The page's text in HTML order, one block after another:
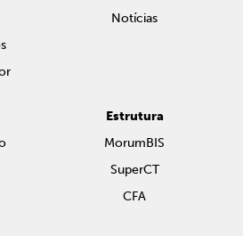
Notícias
Estrutura
MorumBIS
SuperCT
CFA